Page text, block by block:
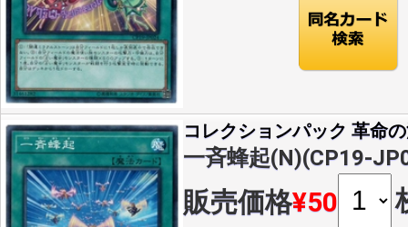
コレクションパック 革命
一斉蜂起(N)(CP19-
販売価格¥50